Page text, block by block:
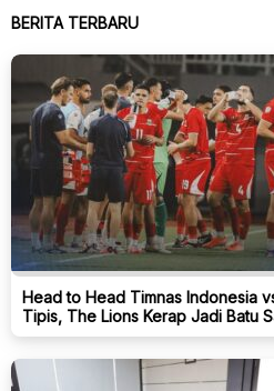
BERITA TERBARU
Head to Head Timnas Indonesia
Tipis, The Lions Kerap Jadi Batu